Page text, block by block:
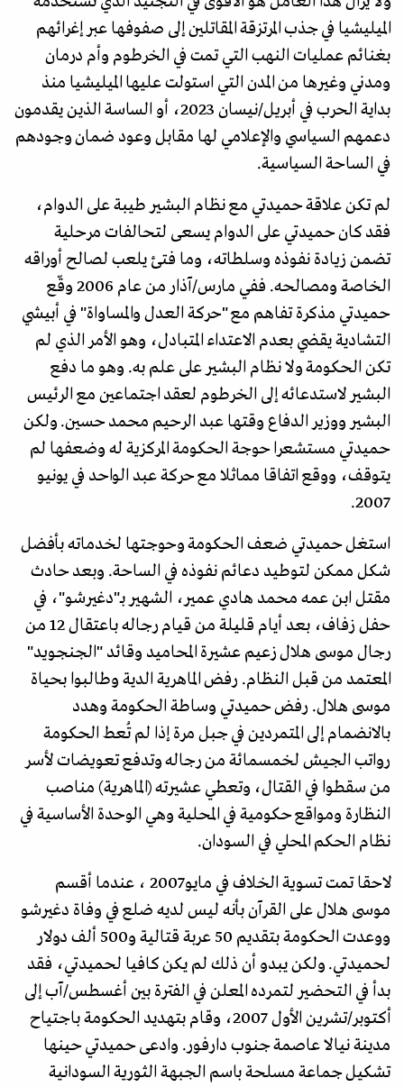
الميليشيا في جذب المرتزقة المقاتلين إلى صفوفها عبر إغرائهم
بغنائم عمليات النهب التي تمت في الخرطوم وأم درمان
ومدني وغيرها من المدن التي استولت عليها الميليشيا منذ
بداية الحرب في أبريل/نيسان 2023، أو الساسة الذين يقدمون
دعمهم السياسي والإعلامي لها مقابل وعود ضمان وجودهم
في الساحة السياسية.
لم تكن علاقة حميدتي مع نظام البشير طيبة على الدوام،
فقد كان حميدتي على الدوام يسعى لتحالفات مرحلية
تضمن زيادة نفوذه وسلطاته، وما فتئ يلعب لصالح أوراقه
الخاصة ومصالحه. ففي مارس/آذار من عام 2006 وقّع
حميدتي مذكرة تفاهم مع "حركة العدل والمساواة" في أبيشي
التشادية يقضي بعدم الاعتداء المتبادل، وهو الأمر الذي لم
تكن الحكومة ولا نظام البشير على علم به. وهو ما دفع
البشير لاستدعائه إلى الخرطوم لعقد اجتماعين مع الرئيس
البشير ووزير الدفاع وقتها عبد الرحيم محمد حسين. ولكن
حميدتي مستشعرا حوجة الحكومة المركزية له وضعفها لم
يتوقف، ووقع اتفاقا مماثلا مع حركة عبد الواحد في يونيو
2007.
استغل حميدتي ضعف الحكومة وحوجتها لخدماته بأفضل
شكل ممكن لتوطيد دعائم نفوذه في الساحة. وبعد حادث
مقتل ابن عمه محمد هادي عمير، الشهير بـ"دغيرشو"، في
حفل زفاف، بعد أيام قليلة من قيام رجاله باعتقال 12 من
رجال موسى هلال زعيم عشيرة المحاميد وقائد "الجنجويد"
المعتمد من قبل النظام. رفض الماهرية الدية وطالبوا بحياة
موسى هلال. رفض حميدتي وساطة الحكومة وهدد
بالانضمام إلى المتمردين في جبل مرة إذا لم تُعط الحكومة
رواتب الجيش لخمسمائة من رجاله وتدفع تعويضات لأسر
من سقطوا في القتال، وتعطي عشيرته (الماهرية) مناصب
النظارة ومواقع حكومية في المحلية وهي الوحدة الأساسية في
نظام الحكم المحلي في السودان.
لاحقا تمت تسوية الخلاف في مايو2007 ، عندما أقسم
موسى هلال على القرآن بأنه ليس لديه ضلع في وفاة دغيرشو
ووعدت الحكومة بتقديم 50 عربة قتالية و500 ألف دولار
لحميدتي. ولكن يبدو أن ذلك لم يكن كافيا لحميدتي، فقد
بدأ في التحضير لتمرده المعلن في الفترة بين أغسطس/آب إلى
أكتوبر/تشرين الأول 2007، وقام بتهديد الحكومة باجتياح
مدينة نيالا عاصمة جنوب دارفور. وادعى حميدتي حينها
تشكيل جماعة مسلحة باسم الجبهة الثورية السودانية